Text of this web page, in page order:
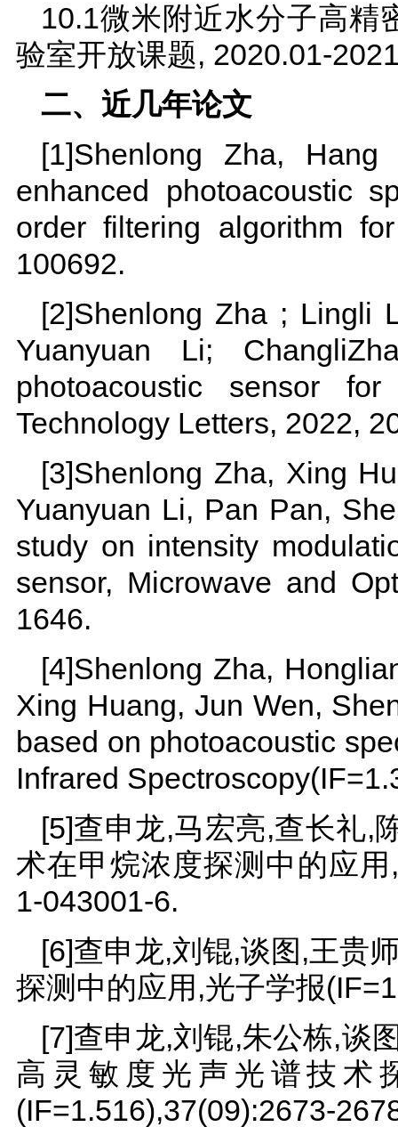
10.1微米附近水分子高精
验室开放课题, 2020.01-
二、近几年论文
[1]Shenlong Zha,
enhanced photoacoustic
order filtering algorithm
100692.
[2]Shenlong Zha ; Lingli
Yuanyuan Li;
photoacoustic sensor
Technology Letters, 2022,
[3]Shenlong Zha, Xing
Yuanyuan Li, Pan Pan,
study on intensity
sensor, Microwave and
1646.
[4]Shenlong Zha,
Xing Huang, Jun Wen,
based on photoacoustic
Infrared
[5]查申龙,马宏亮,查长礼,
术在甲烷浓度探测中的应
1-043001-6.
[6]查申龙,刘锟,谈图,王贵
探测中的应用,光子学报
[7]查申龙,刘锟,朱公栋,谈
高灵敏度光声光谱技术
(IF=1.516),37(09):2673-